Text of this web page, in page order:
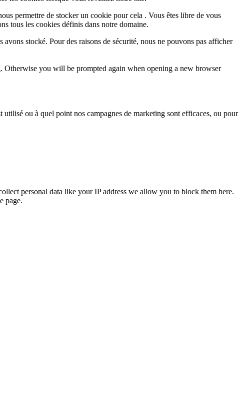
permettre de stocker un cookie pour cela . Vous êtes libre de vous
tous les cookies définis dans notre domaine.
stocké. Pour des raisons de sécurité, nous ne pouvons pas afficher
Otherwise you will be prompted again when opening a new browser
ou à quel point nos campagnes de marketing sont efficaces, ou pour
personal data like your IP address we allow you to block them here.
page.